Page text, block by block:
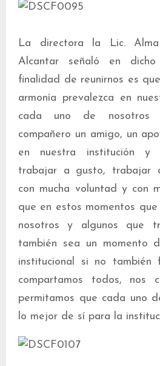
La directora la Lic.
Alcantar señaló en
finalidad de reunirnos es
armonía prevalezca en
cada uno de nosotros
compañero un amigo, un
en nuestra institución y
trabajar a gusto, trabajar
con mucha voluntad y con
que en estos momentos
nosotros y algunos que
también sea un momento
institucional si no también
compartamos todos, nos
permitamos que cada uno
lo mejor de sí para la